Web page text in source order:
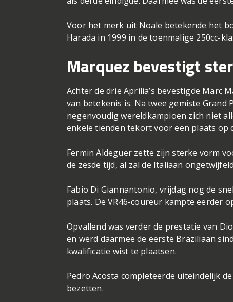
Voor het merk uit Noale betekende het
Harada in 1999 in de toenmalige 250cc-
Marquez bevestigt
Achter de drie Aprilia’s bevestigde Marc
van betekenis is. Na twee gemiste
negenvoudig wereldkampioen zich niet
enkele tienden tekort voor een plaats op
Fermin Aldeguer zette zijn sterke vorm
de zesde tijd, al zal de Italiaan
Fabio Di Giannantonio, vrijdag nog de
plaats. De VR46-coureur kampte eerder
Opvallend was verder de prestatie van
en werd daarmee de eerste Braziliaan
kwalificatie wist te plaatsen.
Pedro Acosta completeerde uiteindelijk
bezetten.